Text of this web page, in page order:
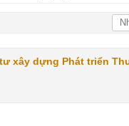
xây dựng Phát triển